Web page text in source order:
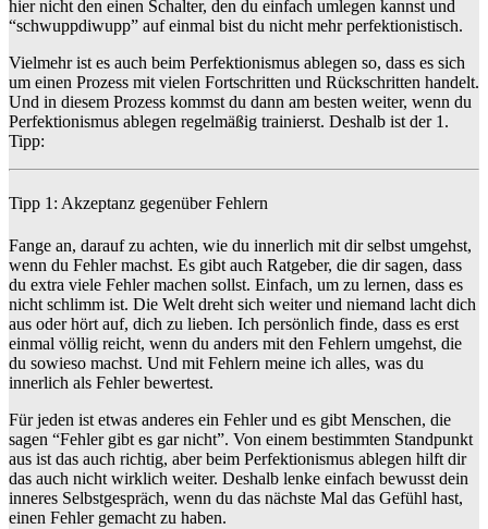
hier nicht den einen Schalter, den du einfach umlegen kannst und
“schwuppdiwupp” auf einmal bist du nicht mehr perfektionistisch.
Vielmehr ist es auch beim Perfektionismus ablegen so, dass es sich
um einen Prozess mit vielen Fortschritten und Rückschritten handelt.
Und in diesem Prozess kommst du dann am besten weiter, wenn du
Perfektionismus ablegen regelmäßig trainierst. Deshalb ist der 1.
Tipp:
Tipp 1: Akzeptanz gegenüber Fehlern
Fange an, darauf zu achten, wie du innerlich mit dir selbst umgehst,
wenn du Fehler machst. Es gibt auch Ratgeber, die dir sagen, dass
du extra viele Fehler machen sollst. Einfach, um zu lernen, dass es
nicht schlimm ist. Die Welt dreht sich weiter und niemand lacht dich
aus oder hört auf, dich zu lieben. Ich persönlich finde, dass es erst
einmal völlig reicht, wenn du anders mit den Fehlern umgehst, die
du sowieso machst. Und mit Fehlern meine ich alles, was du
innerlich als Fehler bewertest.
Für jeden ist etwas anderes ein Fehler und es gibt Menschen, die
sagen “Fehler gibt es gar nicht”. Von einem bestimmten Standpunkt
aus ist das auch richtig, aber beim Perfektionismus ablegen hilft dir
das auch nicht wirklich weiter. Deshalb lenke einfach bewusst dein
inneres Selbstgespräch, wenn du das nächste Mal das Gefühl hast,
einen Fehler gemacht zu haben.